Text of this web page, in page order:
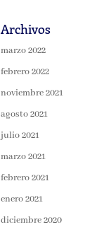
Archivos
marzo 2022
febrero 2022
noviembre 2021
agosto 2021
julio 2021
marzo 2021
febrero 2021
enero 2021
diciembre 2020